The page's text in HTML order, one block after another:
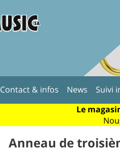
Contact & infos News Suivi
Le
Anneau de